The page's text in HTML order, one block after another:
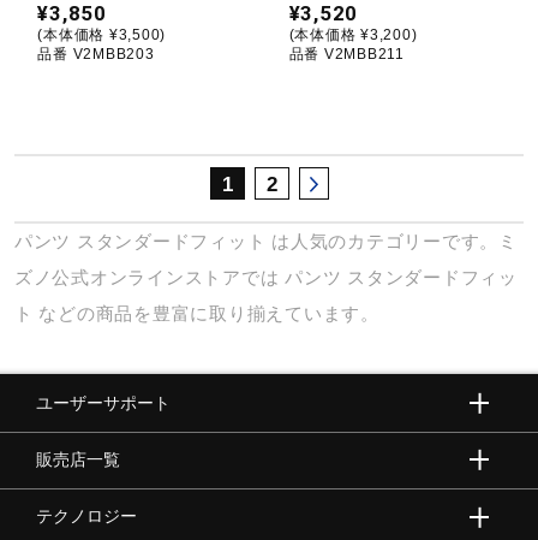
¥3,850
(本体価格 ¥3,500)
品番 V2MBB203
¥3,520
(本体価格 ¥3,200)
品番 V2MBB211
1 2
パンツ スタンダードフィット は人気のカテゴリーです。ミ
ズノ公式オンラインストアでは パンツ スタンダードフィッ
ト などの商品を豊富に取り揃えています。
ユーザーサポート
販売店一覧
テクノロジー